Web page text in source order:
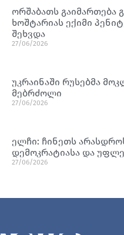
ორშაბათს გაიმართება
ხოშტარიას ექიმი
შეხვდა
27/06/2026
უკრაინაში რუსებმა
მებრძოლი
27/06/2026
ელჩი: ჩინეთს
დემოკრატიასა და
27/06/2026